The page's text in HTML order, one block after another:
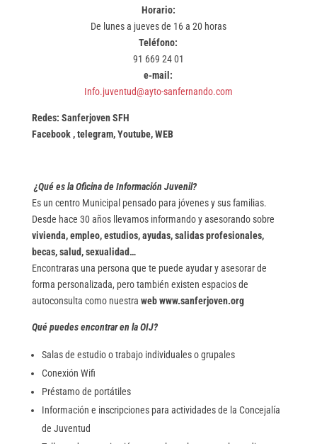
Horario:
De lunes a jueves de 16 a 20 horas
Teléfono:
91 669 24 01
e-mail:
Info.juventud@ayto-sanfernando.com
Redes: Sanferjoven SFH
Facebook , telegram, Youtube, WEB
¿Qué es la Oficina de Información Juvenil?
Es un centro Municipal pensado para jóvenes y sus familias.
Desde hace 30 años llevamos informando y asesorando sobre
vivienda, empleo, estudios, ayudas, salidas profesionales,
becas, salud, sexualidad…
Encontraras una persona que te puede ayudar y asesorar de
forma personalizada, pero también existen espacios de
autoconsulta como nuestra web www.sanferjoven.org
Qué puedes encontrar en la OIJ?
Salas de estudio o trabajo individuales o grupales
Conexión Wifi
Préstamo de portátiles
Información e inscripciones para actividades de la Concejalía
de Juventud